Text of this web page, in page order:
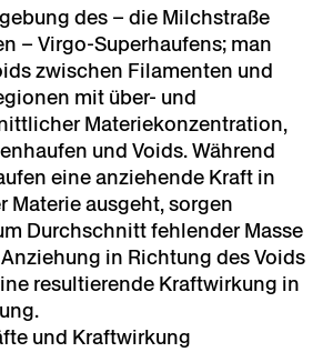
des – die Milchstraße
– Virgo-Superhaufens; man
zwischen Filamenten und
mit über- und
Materiekonzentration,
und Voids. Während
eine anziehende Kraft in
Materie ausgeht, sorgen
Durchschnitt fehlender Masse
in Richtung des Voids
resultierende Kraftwirkung in
und Kraftwirkung